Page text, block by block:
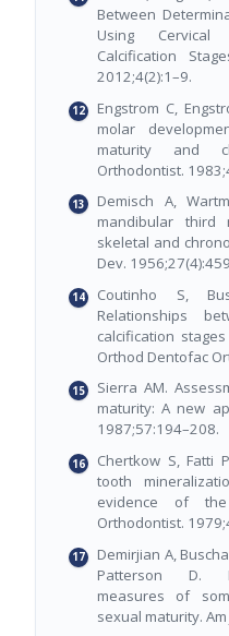
Between
Using
Calcification
2012;4(2):1–9.
Engstrom C,
molar
maturity and
Orthodontist.
Demisch A,
mandibular
skeletal and
Dev.
Coutinho S,
Relationships
calcification
Orthod Dentofac
Sierra AM.
maturity: A new
1987;57:194–208.
Chertkow S, Fatti
tooth
evidence of
Orthodontist.
Demirjian A,
Patterson D.
measures of
sexual maturity.